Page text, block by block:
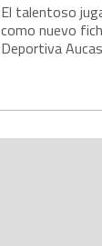
El talentoso
como nuevo
Deportiva